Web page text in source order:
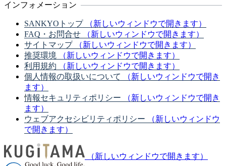
インフォメーション
SANKYOトップ
（新しいウィンドウで開きます）
FAQ・お問合せ
（新しいウィンドウで開きます）
サイトマップ
（新しいウィンドウで開きます）
推奨環境
（新しいウィンドウで開きます）
利用規約
（新しいウィンドウで開きます）
個人情報の取扱いについて
（新しいウィンドウで開き
ます）
情報セキュリティポリシー
（新しいウィンドウで開き
ます）
ウェブアクセシビリティポリシー
（新しいウィンドウ
で開きます）
（新しいウィンドウで開きます）